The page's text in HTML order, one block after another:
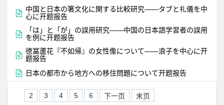
 中国と日本の箸文化に関する比較研究——タブと礼儀を中
心に开题报告

「は」と「が」の誤用研究——中国の日本語学習者の誤用
を例に开题报告
 徳冨蘆花『不如帰』の女性像について——浪子を中心に开
题报告
 日本の都市から地方への移住問題について开题报告
2 3 4 5 6 下一页 末页